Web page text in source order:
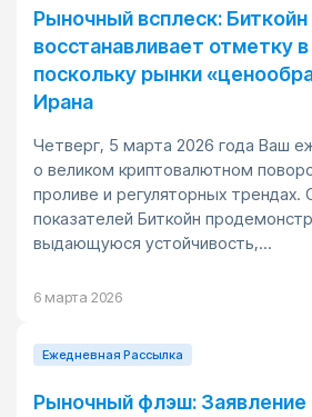
Рыночный всплеск: Биткойн
восстанавливает отметку
поскольку рынки
Ирана
Четверг, 5 марта 2026 года Ваш
о великом криптовалютном
проливе и регуляторных
показателей Биткойн
выдающуюся устойчивость,...
6 марта 2026
Ежедневная Pассылка
Рыночный флэш: Заявление